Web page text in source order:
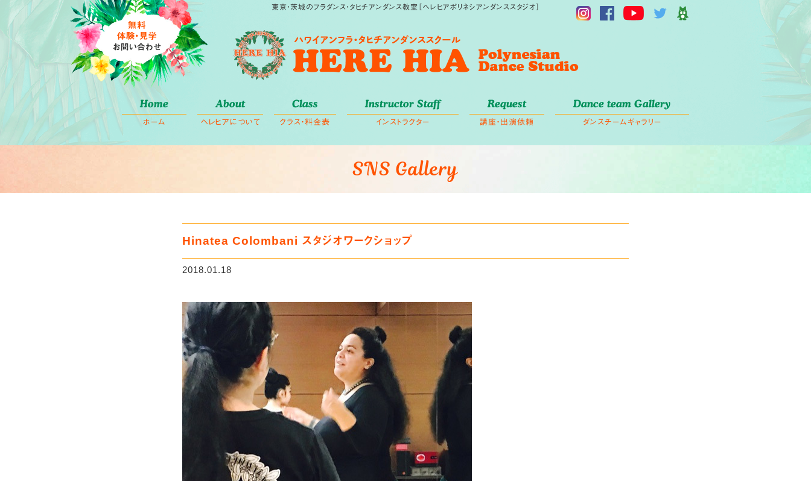
東京・茨城のフラダンス・タヒチアンダンス教室［ヘレヒアポリネシアンダンススタジオ］
ン
ン
Home
ホーム
About
ヘレヒアについて
Class
クラス・料金表
Instructor Staff
インストラクター
Request
講座・出演依頼
Dance team Gallery
ダンスチームギャラリー
SNS Gallery
Hinatea Colombani スタジオワークショップ
2018.01.18